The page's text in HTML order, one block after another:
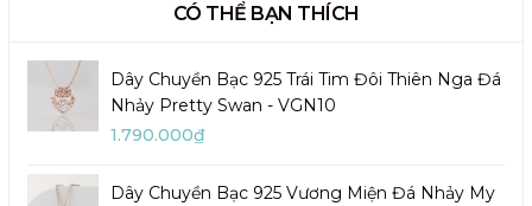
CÓ THỂ BẠN THÍCH
Dây Chuyền Bạc 925 Trái Tim Đôi Thiên Nga Đá
Nhảy Pretty Swan - VGN10
1.790.000₫
Dây Chuyền Bạc 925 Vương Miện Đá Nhảy My